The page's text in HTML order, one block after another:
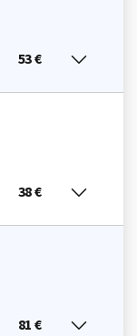
53 €
38 €
81 €